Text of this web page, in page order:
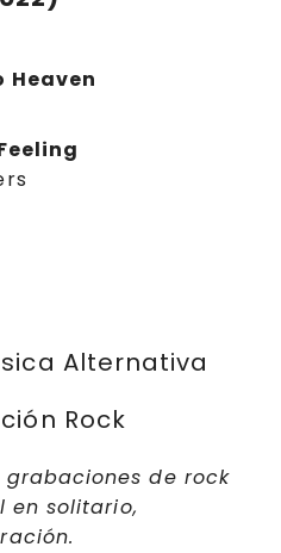
Heaven
Alternativa
Rock
de rock
en solitario,